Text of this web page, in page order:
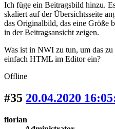
Ich füge ein Beitragsbild hinzu.
skaliert auf der Übersichtsseite
das Originalbild, das eine Größe
in der Beitragsansicht zeigen.
Was ist in NWI zu tun, um das
einfach HTML im Editor ein?
Offline
#35 20.04.2020
florian